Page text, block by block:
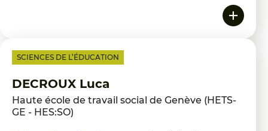
SCIENCES DE L’ÉDUCATION
DECROUX Luca
Haute école de travail social de Genève (HETS-
GE - HES:SO)